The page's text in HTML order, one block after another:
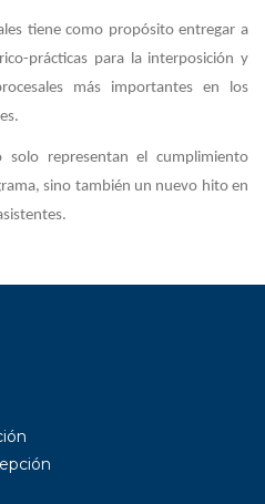
tiene como propósito entregar a
prácticas para la interposición y
más importantes en los
solo representan el cumplimiento
sino también un nuevo hito en